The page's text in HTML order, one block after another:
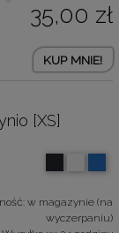
35,00 zł
KUP MNIE!
[XS]
w magazynie (na
wyczerpaniu)